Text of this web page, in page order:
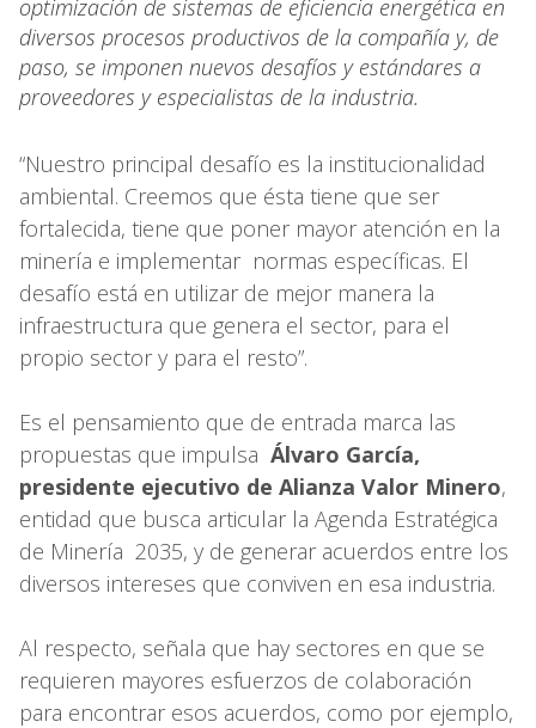
optimización de sistemas de eficiencia energética en
diversos procesos productivos de la compañía y, de
paso, se imponen nuevos desafíos y estándares a
proveedores y especialistas de la industria.
“Nuestro principal desafío es la institucionalidad
ambiental. Creemos que ésta tiene que ser
fortalecida, tiene que poner mayor atención en la
minería e implementar normas específicas. El
desafío está en utilizar de mejor manera la
infraestructura que genera el sector, para el
propio sector y para el resto”.
Es el pensamiento que de entrada marca las
propuestas que impulsa Álvaro García,
presidente ejecutivo de Alianza Valor Minero,
entidad que busca articular la Agenda Estratégica
de Minería 2035, y de generar acuerdos entre los
diversos intereses que conviven en esa industria.
Al respecto, señala que hay sectores en que se
requieren mayores esfuerzos de colaboración
para encontrar esos acuerdos, como por ejemplo,